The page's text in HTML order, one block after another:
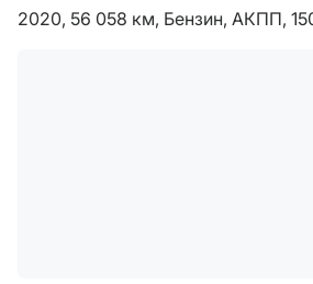
2020, 56 058 км, Бензин, АКПП,